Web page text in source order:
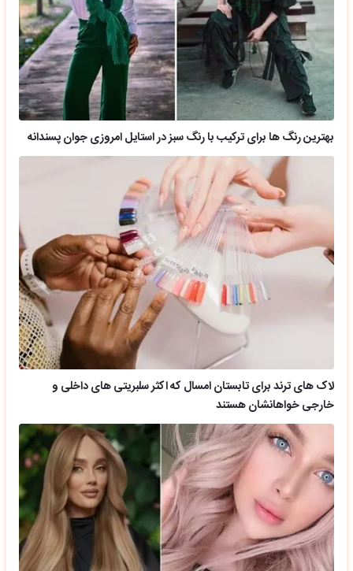
بهترین رنگ ها برای ترکیب با رنگ سبز در استایل امروزی جوان پسندانه
لاک های ترند برای تابستان امسال که اکثر سلبریتی های داخلی و
خارجی خواهانشان هستند